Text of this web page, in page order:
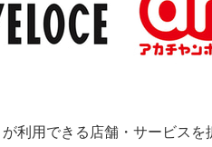
利用できる店舗・サービスを